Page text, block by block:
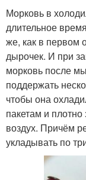
Морковь в
длительное
же, как в первом
дырочек. И при
морковь после
поддержать
чтобы она
пакетам и
воздух. Причём
укладывать по